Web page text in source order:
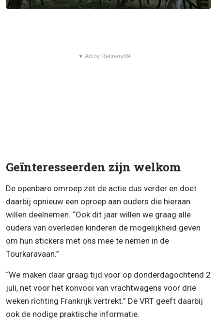
▼ Ad by Refinery89
Geïnteresseerden zijn welkom
De openbare omroep zet de actie dus verder en doet
daarbij opnieuw een oproep aan ouders die hieraan
willen deelnemen. “Ook dit jaar willen we graag alle
ouders van overleden kinderen de mogelijkheid geven
om hun stickers met ons mee te nemen in de
Tourkaravaan.”
“We maken daar graag tijd voor op donderdagochtend 2
juli, net voor het konvooi van vrachtwagens voor drie
weken richting Frankrijk vertrekt.” De VRT geeft daarbij
ook de nodige praktische informatie.